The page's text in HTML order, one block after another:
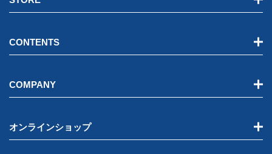
CONTENTS
COMPANY
オンラインショップ